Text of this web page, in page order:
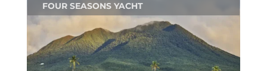
FOUR SEASONS YACHT